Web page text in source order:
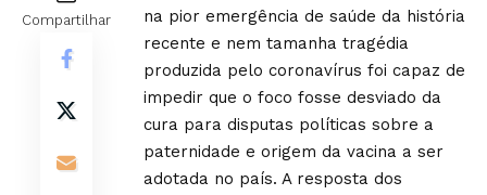
Compartilhar
na pior emergência de saúde da história
recente e nem tamanha tragédia
produzida pelo coronavírus foi capaz de
impedir que o foco fosse desviado da
cura para disputas políticas sobre a
paternidade e origem da vacina a ser
adotada no país. A resposta dos